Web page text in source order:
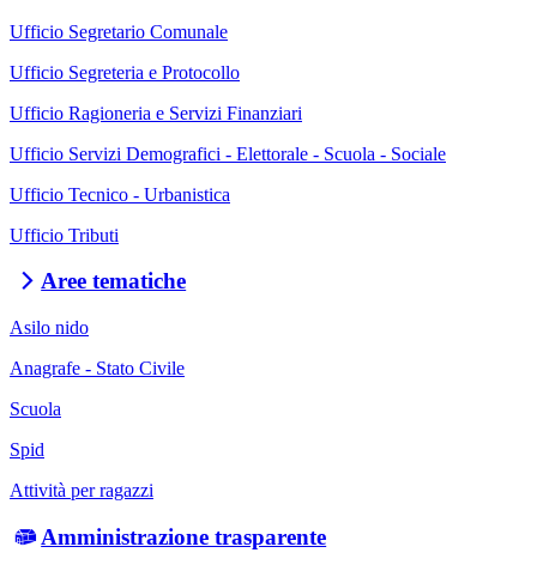
Ufficio Segretario Comunale
Ufficio Segreteria e Protocollo
Ufficio Ragioneria e Servizi Finanziari
Ufficio Servizi Demografici - Elettorale - Scuola - Sociale
Ufficio Tecnico - Urbanistica
Ufficio Tributi
Aree tematiche
Asilo nido
Anagrafe - Stato Civile
Scuola
Spid
Attività per ragazzi
Amministrazione trasparente